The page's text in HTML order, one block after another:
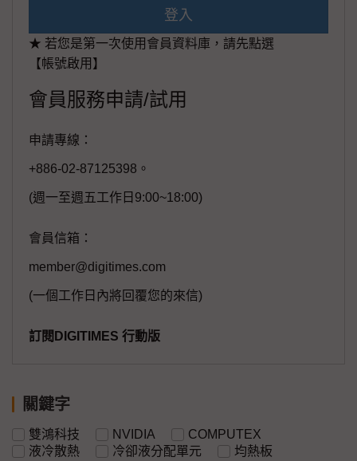
登入
★ 若您是第一次使用會員資料庫，請先點選
【帳號啟用】
會員服務申請/試用
申請專線：
+886-02-87125398。
(週一至週五工作日9:00~18:00)
會員信箱：
member@digitimes.com
(一個工作日內將回覆您的來信)
訂閱DIGITIMES 行動版
關鍵字
雙鴻科技 NVIDIA
COMPUTEX
液冷散熱
冷卻液分配單元 均熱板